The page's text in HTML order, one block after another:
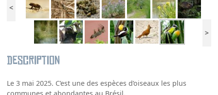
<
>
Description
Le 3 mai 2025. C’est une des espèces d’oiseaux les plus